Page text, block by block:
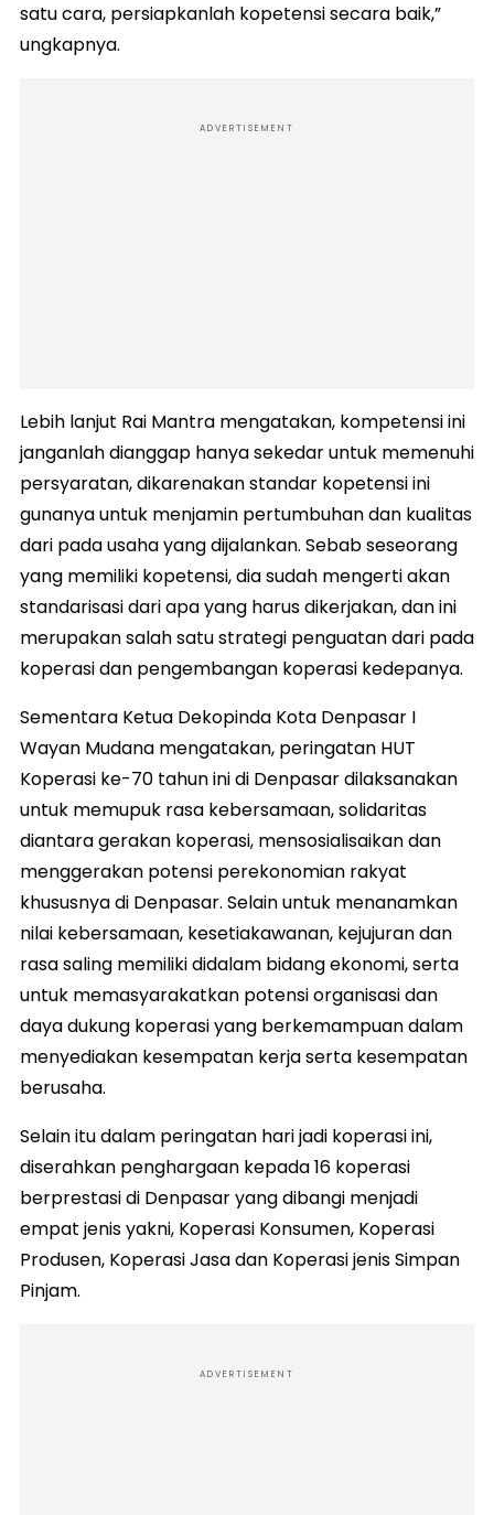
satu cara, persiapkanlah kopetensi secara baik,”
ungkapnya.
ADVERTISEMENT
Lebih lanjut Rai Mantra mengatakan, kompetensi ini
janganlah dianggap hanya sekedar untuk memenuhi
persyaratan, dikarenakan standar kopetensi ini
gunanya untuk menjamin pertumbuhan dan kualitas
dari pada usaha yang dijalankan. Sebab seseorang
yang memiliki kopetensi, dia sudah mengerti akan
standarisasi dari apa yang harus dikerjakan, dan ini
merupakan salah satu strategi penguatan dari pada
koperasi dan pengembangan koperasi kedepanya.
Sementara Ketua Dekopinda Kota Denpasar I
Wayan Mudana mengatakan, peringatan HUT
Koperasi ke-70 tahun ini di Denpasar dilaksanakan
untuk memupuk rasa kebersamaan, solidaritas
diantara gerakan koperasi, mensosialisaikan dan
menggerakan potensi perekonomian rakyat
khususnya di Denpasar. Selain untuk menanamkan
nilai kebersamaan, kesetiakawanan, kejujuran dan
rasa saling memiliki didalam bidang ekonomi, serta
untuk memasyarakatkan potensi organisasi dan
daya dukung koperasi yang berkemampuan dalam
menyediakan kesempatan kerja serta kesempatan
berusaha.
Selain itu dalam peringatan hari jadi koperasi ini,
diserahkan penghargaan kepada 16 koperasi
berprestasi di Denpasar yang dibangi menjadi
empat jenis yakni, Koperasi Konsumen, Koperasi
Produsen, Koperasi Jasa dan Koperasi jenis Simpan
Pinjam.
ADVERTISEMENT